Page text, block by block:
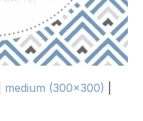
medium (300x300)